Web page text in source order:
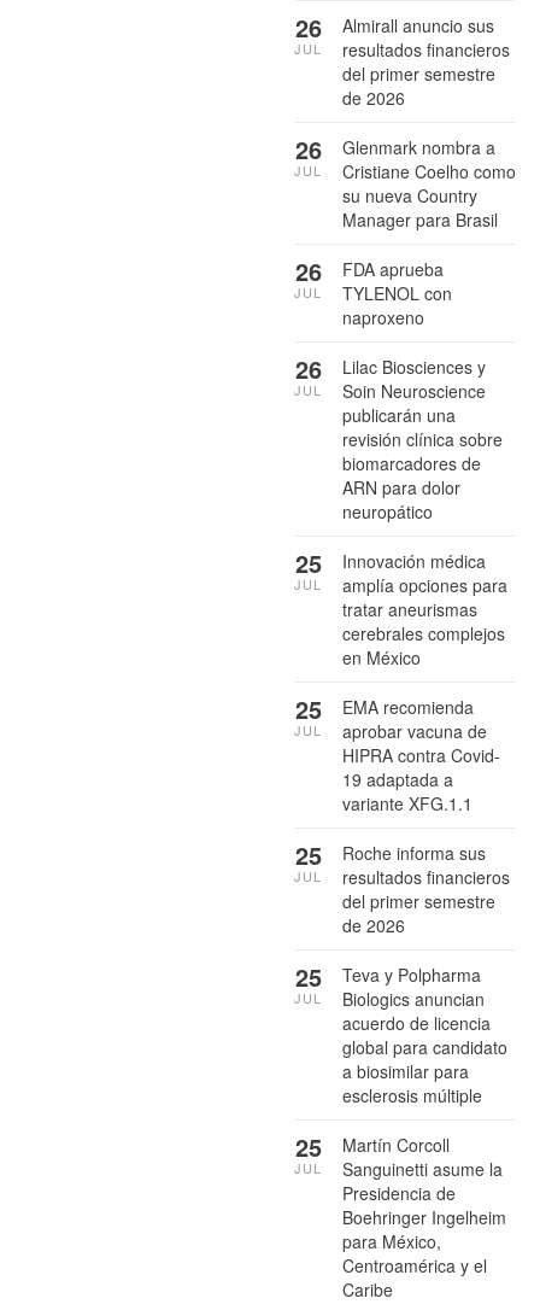
Almirall anuncio sus
resultados financieros
del primer semestre
de 2026
26
JUL
Glenmark nombra a
Cristiane Coelho como
su nueva Country
Manager para Brasil
26
JUL
FDA aprueba
TYLENOL con
naproxeno
26
JUL
Lilac Biosciences y
Soin Neuroscience
publicarán una
revisión clínica sobre
biomarcadores de
ARN para dolor
neuropático
26
JUL
Innovación médica
amplía opciones para
tratar aneurismas
cerebrales complejos
en México
25
JUL
EMA recomienda
aprobar vacuna de
HIPRA contra Covid-
19 adaptada a
variante XFG.1.1
25
JUL
Roche informa sus
resultados financieros
del primer semestre
de 2026
25
JUL
Teva y Polpharma
Biologics anuncian
acuerdo de licencia
global para candidato
a biosimilar para
esclerosis múltiple
25
JUL
Martín Corcoll
Sanguinetti asume la
Presidencia de
Boehringer Ingelheim
para México,
Centroamérica y el
Caribe
25
JUL